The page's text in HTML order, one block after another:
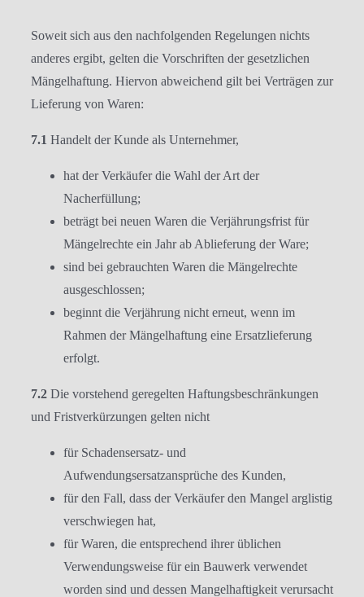
Soweit sich aus den nachfolgenden Regelungen nichts
anderes ergibt, gelten die Vorschriften der gesetzlichen
Mängelhaftung. Hiervon abweichend gilt bei Verträgen zur
Lieferung von Waren:
7.1 Handelt der Kunde als Unternehmer,
hat der Verkäufer die Wahl der Art der
Nacherfüllung;
beträgt bei neuen Waren die Verjährungsfrist für
Mängelrechte ein Jahr ab Ablieferung der Ware;
sind bei gebrauchten Waren die Mängelrechte
ausgeschlossen;
beginnt die Verjährung nicht erneut, wenn im
Rahmen der Mängelhaftung eine Ersatzlieferung
erfolgt.
7.2 Die vorstehend geregelten Haftungsbeschränkungen
und Fristverkürzungen gelten nicht
für Schadensersatz- und
Aufwendungsersatzansprüche des Kunden,
für den Fall, dass der Verkäufer den Mangel arglistig
verschwiegen hat,
für Waren, die entsprechend ihrer üblichen
Verwendungsweise für ein Bauwerk verwendet
worden sind und dessen Mangelhaftigkeit verursacht